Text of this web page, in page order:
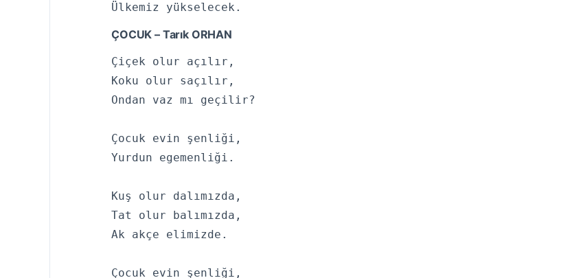
Ülkemiz yükselecek.
ÇOCUK – Tarık ORHAN
Çiçek olur açılır,
Koku olur saçılır,
Ondan vaz mı geçilir?
Çocuk evin şenliği,
Yurdun egemenliği.
Kuş olur dalımızda,
Tat olur balımızda,
Ak akçe elimizde.
Çocuk evin şenliği,